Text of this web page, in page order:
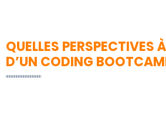
QUELLES PERSPECTIVES
D’UN CODING